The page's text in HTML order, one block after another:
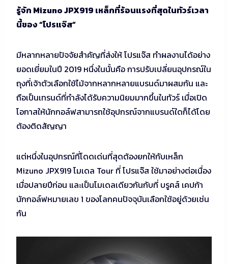
รู้จัก Mizuno JPX919 เหล็กที่ร้อนแรงที่สุดในทัวร์เวลา
นี้ของ “โปรแจ๊ส”
มีหลากหลายปัจจัยสำคัญที่ส่งให้ โปรแจ๊ส ทำผลงานได้อย่าง
ยอดเยี่ยมในปี 2019 หนึ่งในนั้นคือ การปรับเปลี่ยนอุปกรณ์ใน
ถุงที่เจ้าตัวเลือกใช้ไม้จากหลากหลายแบรนด์มาผสมกัน และ
ถือเป็นเทรนด์ที่กำลังได้รับความนิยมมากขึ้นในทัวร์ เมื่อเปิด
โอกาสให้นักกอล์ฟสามารถใช้อุปกรณ์จากแบรนด์ใดก็ได้โดย
ต้องติดสัญญา
แต่หนึ่งในอุปกรณ์ที่โดดเด่นที่สุดต้องยกให้กับเหล็ก
Mizuno JPX919 โมเดล Tour ที่ โปรแจ๊ส ใช้มาอย่างต่อเนื่อง
เมื่อปลายปีก่อน และเป็นโมเดลเดียวกันกับที่ บรูคส์ เคปก้า
นักกอล์ฟหมายเลข 1 ของโลกคนปัจจุบันเลือกใช้อยู่ด้วยเช่น
กัน